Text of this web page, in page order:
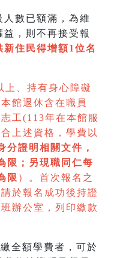
數已額滿，為維
，則不再接受報
新住民得增額1 位名
上、持有身心障礙
館退休含在職員
工(113年在本館服
上述資格，學費以
分證明相關文件，
限 ； 另現職同仁每
限 ）。首次報名之
於報名成功後持證
辦公室，列印繳款
全額學費者，可於